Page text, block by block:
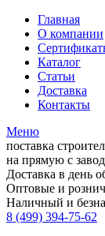
Главная
О компании
Каталог
Статьи
Доставка
Контакты
Меню
поставка
на прямую с
Доставка в день
Оптовые и
Наличный и
8 (499) 394-75-62